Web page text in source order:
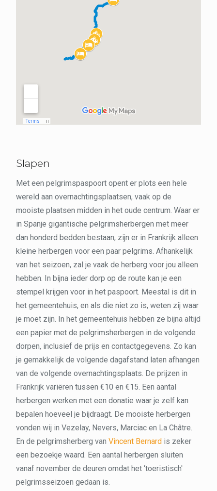
Slapen
Met een pelgrimspaspoort opent er plots een hele
wereld aan overnachtingsplaatsen, vaak op de
mooiste plaatsen midden in het oude centrum. Waar er
in Spanje gigantische pelgrimsherbergen met meer
dan honderd bedden bestaan, zijn er in Frankrijk alleen
kleine herbergen voor een paar pelgrims. Afhankelijk
van het seizoen, zal je vaak de herberg voor jou alleen
hebben. In bijna ieder dorp op de route kan je een
stempel krijgen voor in het paspoort. Meestal is dit in
het gemeentehuis, en als die niet zo is, weten zij waar
je moet zijn. In het gemeentehuis hebben ze bijna altijd
een papier met de pelgrimsherbergen in de volgende
dorpen, inclusief de prijs en contactgegevens. Zo kan
je gemakkelijk de volgende dagafstand laten afhangen
van de volgende overnachtingsplaats. De prijzen in
Frankrijk variëren tussen €10 en €15. Een aantal
herbergen werken met een donatie waar je zelf kan
bepalen hoeveel je bijdraagt. De mooiste herbergen
vonden wij in Vezelay, Nevers, Marciac en La Châtre.
En de pelgrimsherberg van Vincent Bernard is zeker
een bezoekje waard. Een aantal herbergen sluiten
vanaf november de deuren omdat het ‘toeristisch'
pelgrimsseizoen gedaan is.